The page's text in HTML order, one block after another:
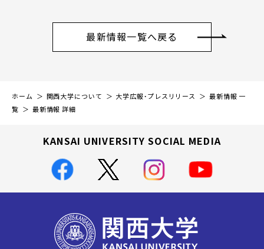
最新情報一覧へ戻る
ホーム 関西大学について 大学広報・プレスリリース
最新情報 一
覧
最新情報 詳細
KANSAI UNIVERSITY SOCIAL MEDIA